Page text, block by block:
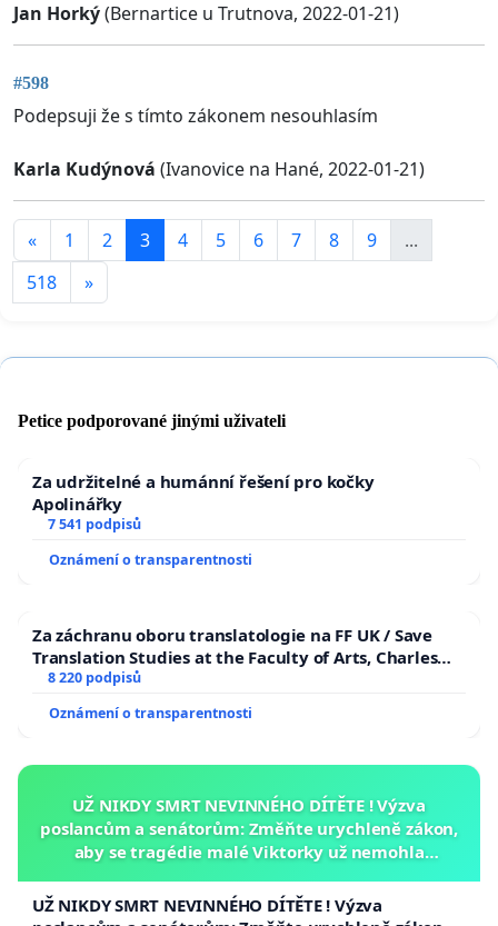
Jan Horký(Bernartice u Trutnova, 2022-01-21)
#598
Podepsuji že s tímto zákonem nesouhlasím
Karla Kudýnová (Ivanovice na Hané, 2022-01-21)
« 1 2 3 4 5 6 7 8 9
...
518
»
Petice podporované jinými uživateli
Za udržitelné a humánní řešení pro kočky
Apolinářky
7 541 podpisů
Oznámení o transparentnosti
Za záchranu oboru translatologie na FF UK / Save
Translation Studies at the Faculty of Arts, Charles
University
8 220 podpisů
Oznámení o transparentnosti
UŽ NIKDY SMRT NEVINNÉHO DÍTĚTE ! Výzva
poslancům a senátorům: Změňte urychleně zákon,
aby se tragédie malé Viktorky už nemohla
UŽ NIKDY SMRT NEVINNÉHO DÍTĚTE ! Výzva